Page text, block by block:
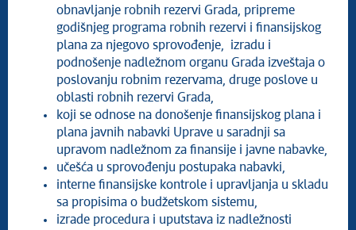
obnavljanje robnih rezervi Grada, pripreme
godišnjeg programa robnih rezervi i finansijskog
plana za njegovo sprovođenje, izradu i
podnošenje nadležnom organu Grada izveštaja o
poslovanju robnim rezervama, druge poslove u
oblasti robnih rezervi Grada,
koji se odnose na donošenje finansijskog plana i
plana javnih nabavki Uprave u saradnji sa
upravom nadležnom za finansije i javne nabavke,
učešća u sprovođenju postupaka nabavki,
interne finansijske kontrole i upravljanja u skladu
sa propisima o budžetskom sistemu,
izrade procedura i uputstava iz nadležnosti